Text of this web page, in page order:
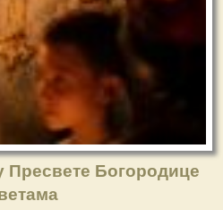
Пресвете Богородице